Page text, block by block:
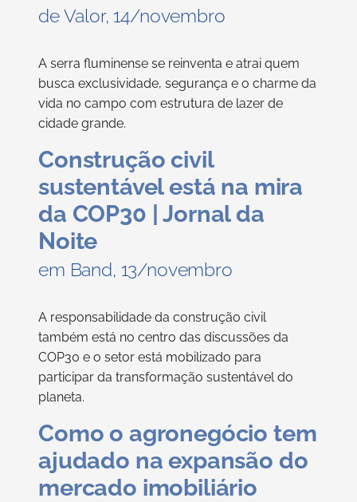
de Valor, 14/novembro
A serra fluminense se reinventa e atrai quem
busca exclusividade, segurança e o charme da
vida no campo com estrutura de lazer de
cidade grande.
Construção civil
sustentável está na mira
da COP30 | Jornal da
Noite
em Band, 13/novembro
A responsabilidade da construção civil
também está no centro das discussões da
COP30 e o setor está mobilizado para
participar da transformação sustentável do
planeta.
Como o agronegócio tem
ajudado na expansão do
mercado imobiliário